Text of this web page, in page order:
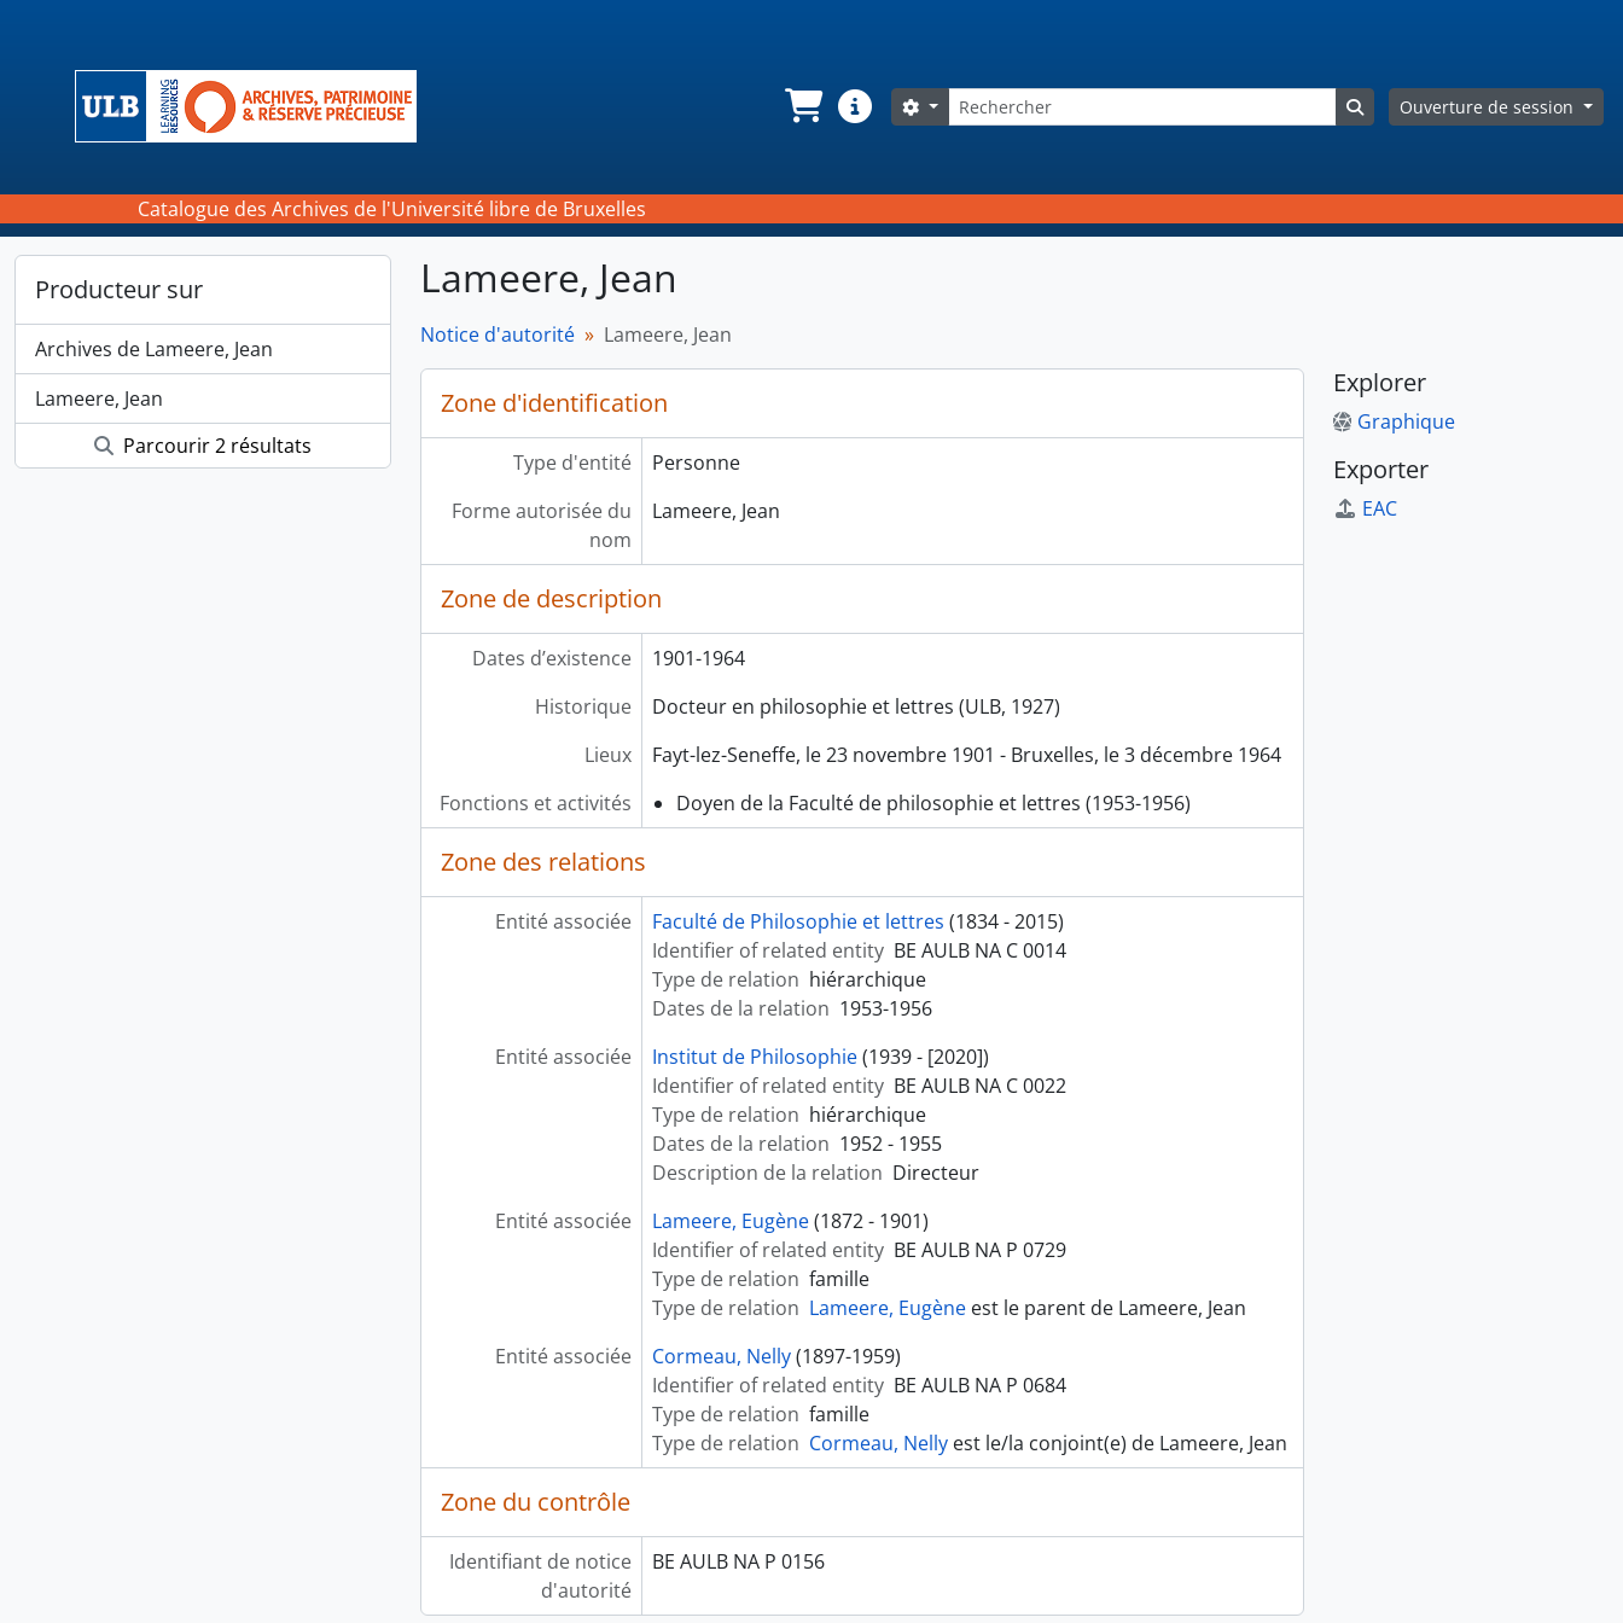
Panier Liens rapidesRechercher
Search options Search in browse page
Ouverture de session
Catalogue des Archives de l'Université libre de Bruxelles
Producteur sur
Archives de Lameere, Jean
Lameere, Jean
Parcourir 2 résultats
Lameere, Jean
Notice d'autorité Lameere, Jean
Zone d'identification
Type d'entité
Personne
Forme autorisée du
nom
Lameere, Jean
Zone de description
Dates d’existence
1901-1964
Historique
Docteur en philosophie et lettres (ULB, 1927)
Lieux
Fayt-lez-Seneffe, le 23 novembre 1901 - Bruxelles, le 3 décembre 1964
Fonctions et activités
Doyen de la Faculté de philosophie et lettres (1953-1956)
Zone des relations
Entité associée Faculté de Philosophie et lettres (1834 - 2015)
Identifier of related entity BE AULB NA C 0014
Type de relation hiérarchique
Dates de la relation 1953-1956
Entité associée
Institut de Philosophie (1939 - [2020])
Identifier of related entity BE AULB NA C 0022
Type de relation hiérarchique
Dates de la relation 1952 - 1955
Description de la relation Directeur
Entité associée
Lameere, Eugène (1872 - 1901)
Identifier of related entity BE AULB NA P 0729
Type de relation famille
Type de relation Lameere, Eugèneest le parent de Lameere, Jean
Entité associée
Cormeau, Nelly (1897-1959)
Identifier of related entity BE AULB NA P 0684
Type de relation famille
Type de relation Cormeau, Nellyest le/la conjoint(e) de Lameere, Jean
Zone du contrôle
Identifiant de notice
d'autorité
BE AULB NA P 0156
Explorer
Graphique
Exporter
EAC